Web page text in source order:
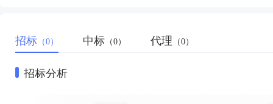
招标 （0） 中标 （0） 代理 （0）
招标分析